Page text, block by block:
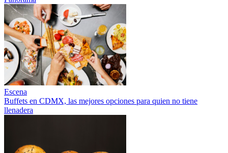
Escena
Buffets en CDMX, las mejores opciones para quien no tiene
llenadera